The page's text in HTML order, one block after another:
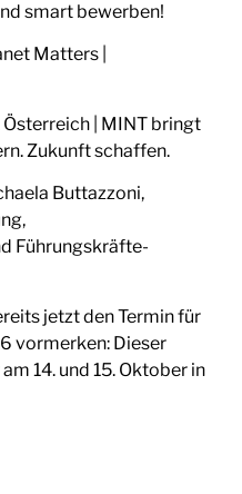
smart bewerben!
Matters |
| MINT bringt
Zukunft schaffen.
Buttazzoni,
Führungskräfte-
jetzt den Termin für
vormerken: Dieser
14. und 15. Oktober in